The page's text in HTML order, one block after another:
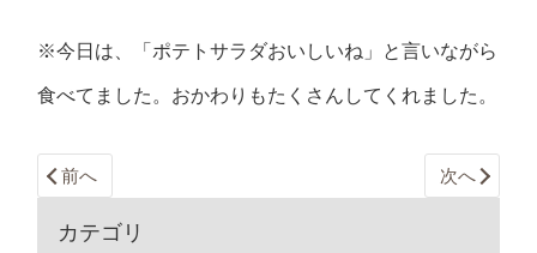
※今日は、「ポテトサラダおいしいね」と言いながら
食べてました。おかわりもたくさんしてくれました。
前へ 次へ
カテゴリ